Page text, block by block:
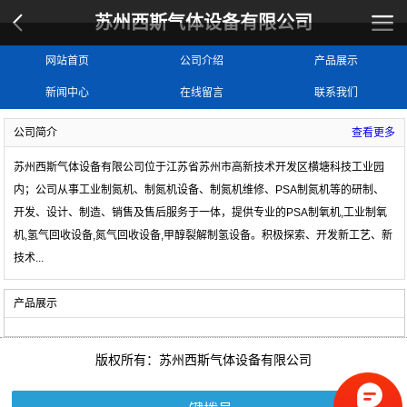
苏州西斯气体设备有限公司
网站首页 公司介绍 产品展示
新闻中心 在线留言 联系我们
查看更多
公司简介
苏州西斯气体设备有限公司位于江苏省苏州市高新技术开发区横塘科技工业园
内；公司从事工业制氮机、制氮机设备、制氮机维修、PSA制氮机等的研制、
开发、设计、制造、销售及售后服务于一体，提供专业的PSA制氧机,工业制氧
机,氢气回收设备,氮气回收设备,甲醇裂解制氢设备。积极探索、开发新工艺、新
技术...
产品展示
版权所有：苏州西斯气体设备有限公司